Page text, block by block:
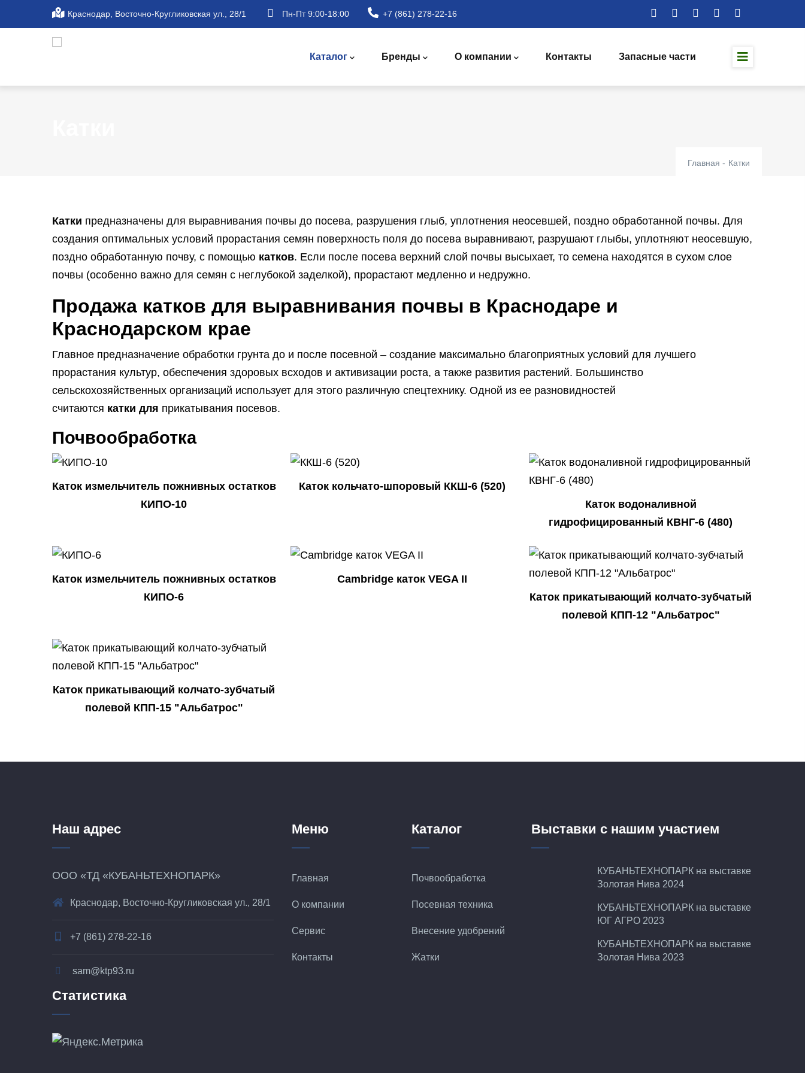
к
основному
Краснодар, Восточно-Кругликовская ул., 28/1 Пн-Пт 9:00-18:00 +7 (861) 278-22-16
navigation
Каталог Бренды О компании Контакты Запасные части
Главная - Катки
Катки предназначены для выравнивания почвы до посева, разрушения глыб, уплотнения неосевшей, поздно обработанной почвы. Для
создания оптимальных условий прорастания семян поверхность поля до посева выравнивают, разрушают глыбы, уплотняют неосевшую,
поздно обработанную почву, с помощью катков. Если после посева верхний слой почвы высыхает, то семена находятся в сухом слое
почвы (особенно важно для семян с неглубокой заделкой), прорастают медленно и недружно.
Продажа катков для выравнивания почвы в Краснодаре и
Краснодарском крае
Главное предназначение обработки грунта до и после посевной – создание максимально благоприятных условий для лучшего
прорастания культур, обеспечения здоровых всходов и активизации роста, а также развития растений. Большинство
сельскохозяйственных организаций использует для этого различную спецтехнику. Одной из ее разновидностей
считаются катки для прикатывания посевов.
Почвообработка
Каток измельчитель пожнивных остатков
КИПО-10
Каток кольчато-шпоровый ККШ-6 (520)
Каток водоналивной
гидрофицированный КВНГ-6 (480)
Каток измельчитель пожнивных остатков
КИПО-6
Cambridge каток VEGA II
Каток прикатывающий колчато-зубчатый
полевой КПП-12 "Альбатрос"
Каток прикатывающий колчато-зубчатый
полевой КПП-15 "Альбатрос"
Наш адрес
ООО «ТД «КУБАНЬТЕХНОПАРК»
Краснодар, Восточно-Кругликовская ул., 28/1
+7 (861) 278-22-16
sam@ktp93.ru
Статистика
Меню
Главная
О компании
Сервис
Контакты
Каталог
Почвообработка
Посевная техника
Внесение удобрений
Жатки
Выставки с нашим участием
КУБАНЬТЕХНОПАРК на выставке
Золотая Нива 2024
КУБАНЬТЕХНОПАРК на выставке
ЮГ АГРО 2023
КУБАНЬТЕХНОПАРК на выставке
Золотая Нива 2023